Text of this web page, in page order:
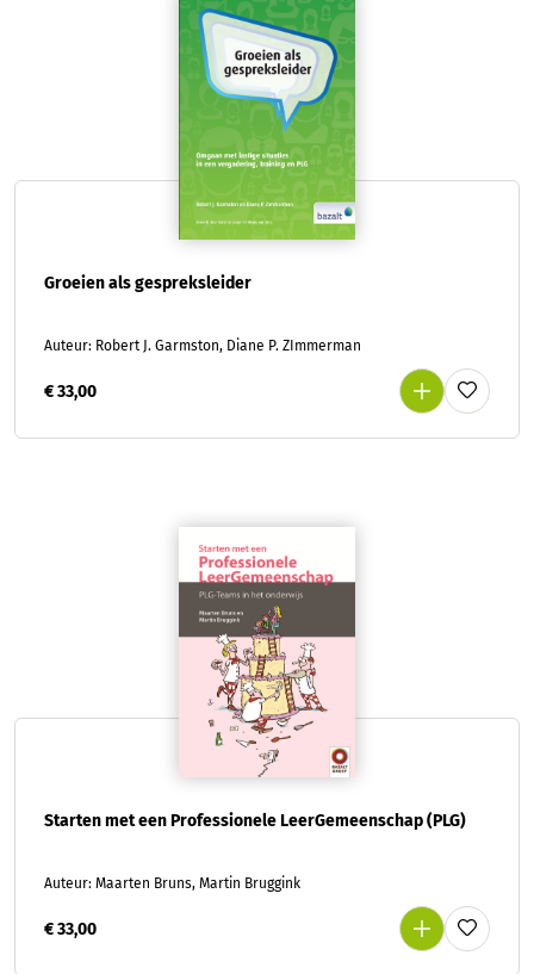
Groeien als gespreksleider
Auteur: Robert J. Garmston, Diane P. ZImmerman
€ 33,00
Starten met een Professionele LeerGemeenschap (PLG)
Auteur: Maarten Bruns, Martin Bruggink
€ 33,00